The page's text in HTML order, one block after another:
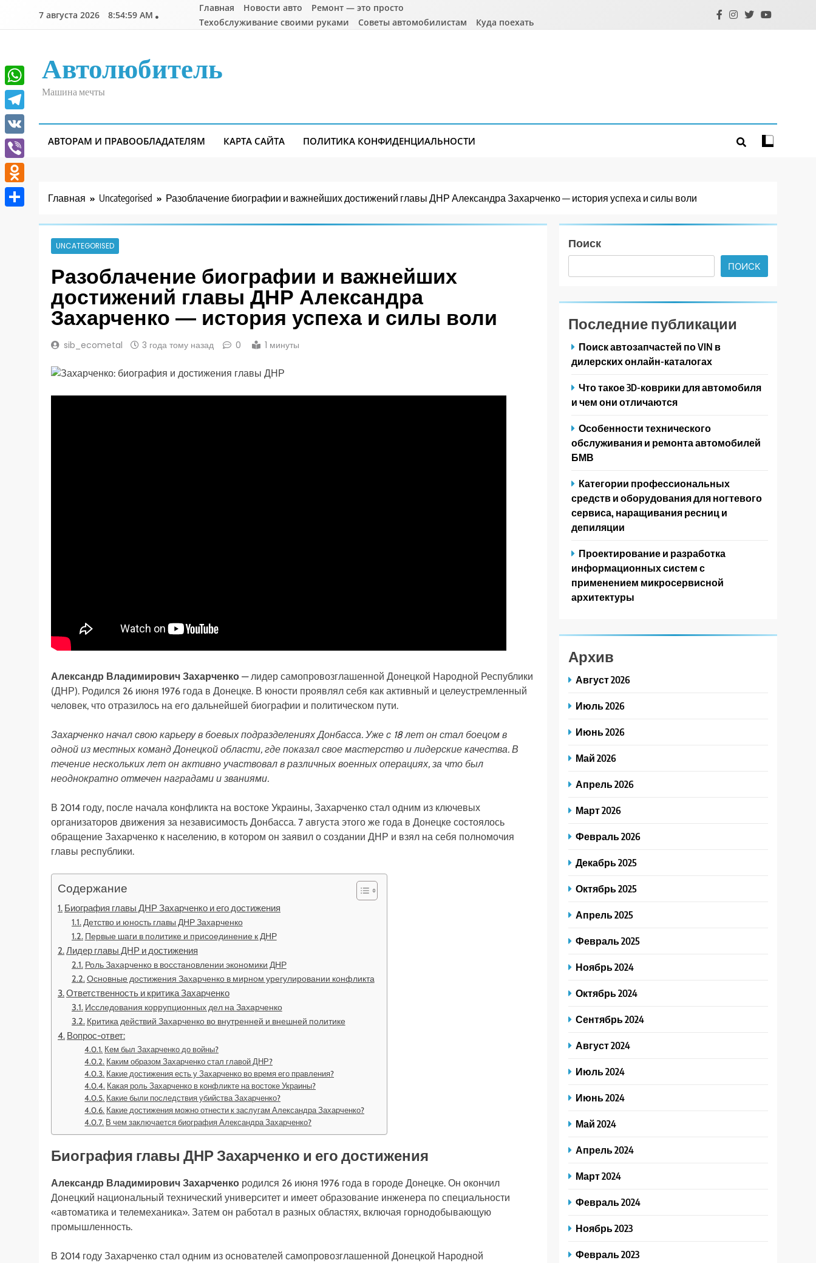
7 августа 2026 8:55:00 AM
Главная Новости авто
Ремонт — это просто
Техобслуживание своими руками
Советы автомобилистам Куда поехать
Автолюбитель
Машина мечты
АВТОРАМ И ПРАВООБЛАДАТЕЛЯМ КАРТА САЙТА ПОЛИТИКА КОНФИДЕНЦИАЛЬНОСТИ
Главная Uncategorised Разоблачение биографии и важнейших достижений главы ДНР Александра Захарченко — история успеха и силы воли
UNCATEGORISED
Разоблачение биографии и важнейших
достижений главы ДНР Александра
Захарченко — история успеха и силы воли
sib_ecometal 3 года тому назад 0 1 минуты
Александр Владимирович Захарченко — лидер самопровозглашенной Донецкой Народной Республики
(ДНР). Родился 26 июня 1976 года в Донецке. В юности проявлял себя как активный и целеустремленный
человек, что отразилось на его дальнейшей биографии и политическом пути.
Захарченко начал свою карьеру в боевых подразделениях Донбасса. Уже с 18 лет он стал боецом в
одной из местных команд Донецкой области, где показал свое мастерство и лидерские качества. В
течение нескольких лет он активно участвовал в различных военных операциях, за что был
неоднократно отмечен наградами и званиями.
В 2014 году, после начала конфликта на востоке Украины, Захарченко стал одним из ключевых
организаторов движения за независимость Донбасса. 7 августа этого же года в Донецке состоялось
обращение Захарченко к населению, в котором он заявил о создании ДНР и взял на себя полномочия
главы республики.
Содержание
Биография главы ДНР Захарченко и его достижения
Детство и юность главы ДНР Захарченко
Первые шаги в политике и присоединение к ДНР
Лидер главы ДНР и достижения
Роль Захарченко в восстановлении экономики ДНР
Основные достижения Захарченко в мирном урегулировании конфликта
Ответственность и критика Захарченко
Исследования коррупционных дел на Захарченко
Критика действий Захарченко во внутренней и внешней политике
Вопрос-ответ:
Кем был Захарченко до войны?
Каким образом Захарченко стал главой ДНР?
Какие достижения есть у Захарченко во время его правления?
Какая роль Захарченко в конфликте на востоке Украины?
Какие были последствия убийства Захарченко?
Какие достижения можно отнести к заслугам Александра Захарченко?
В чем заключается биография Александра Захарченко?
Биография главы ДНР Захарченко и его достижения
Александр Владимирович Захарченко родился 26 июня 1976 года в городе Донецке. Он окончил
Донецкий национальный технический университет и имеет образование инженера по специальности
«автоматика и телемеханика». Затем он работал в разных областях, включая горнодобывающую
промышленность.
В 2014 году Захарченко стал одним из основателей самопровозглашенной Донецкой Народной
Поиск
ПОИСК
Последние публикации
Поиск автозапчастей по VIN в
дилерских онлайн-каталогах
Что такое 3D-коврики для автомобиля
и чем они отличаются
Особенности технического
обслуживания и ремонта автомобилей
БМВ
Категории профессиональных
средств и оборудования для ногтевого
сервиса, наращивания ресниц и
депиляции
Проектирование и разработка
информационных систем с
применением микросервисной
архитектуры
Архив
Август 2026
Июль 2026
Июнь 2026
Май 2026
Апрель 2026
Март 2026
Февраль 2026
Декабрь 2025
Октябрь 2025
Апрель 2025
Февраль 2025
Ноябрь 2024
Октябрь 2024
Сентябрь 2024
Август 2024
Июль 2024
Июнь 2024
Май 2024
Апрель 2024
Март 2024
Февраль 2024
Ноябрь 2023
Февраль 2023
WhatsApp
Telegram
VK
Viber
Odnoklassniki